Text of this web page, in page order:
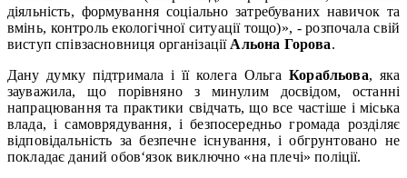
діяльність, формування соціально затребуваних навичок та
вмінь, контроль екологічної ситуації тощо)», - розпочала свій
виступ співзасновниця організації Альона Горова.
Дану думку підтримала і її колега ОльгаКорабльова, яка
зауважила, що порівняно з минулим досвідом, останні
напрацювання та практики свідчать, що все частіше і міська
влада, і самоврядування, і безпосередньо громада розділяє
відповідальність за безпечне існування, і обгрунтовано не
покладає даний обов‘язок виключно «на плечі» поліції.